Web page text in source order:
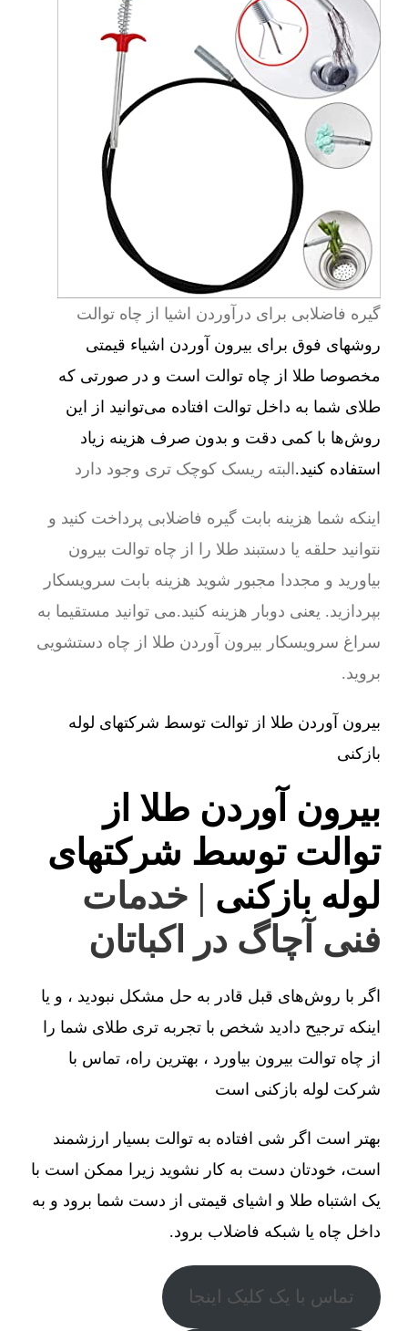
گیره فاضلابی برای درآوردن اشیا از چاه توالت
روشهای فوق برای بیرون آوردن اشیاء قیمتی
مخصوصا طلا از چاه توالت است و در صورتی که
طلای شما به داخل توالت افتاده می‌توانید از این
روش‌ها با کمی دقت و بدون صرف هزینه زیاد
استفاده کنید.البته ریسک کوچک تری وجود دارد
اینکه شما هزینه بابت گیره فاضلابی پرداخت کنید و
نتوانید حلقه یا دستبند طلا را از چاه توالت بیرون
بیاورید و مجددا مجبور شوید هزینه بابت سرویسکار
بپردازید. یعنی دوبار هزینه کنید.می توانید مستقیما به
سراغ سرویسکار بیرون آوردن طلا از چاه دستشویی
بروید.
بیرون آوردن طلا از توالت توسط شرکتهای لوله
بازکنی
بیرون آوردن طلا از
توالت توسط شرکتهای
لوله بازکنی | خدمات
فنی آچاگ در اکباتان
اگر با روش‌های قبل قادر به حل مشکل نبودید ، و یا
اینکه ترجیح دادید شخص با تجربه تری طلای شما را
از چاه توالت بیرون بیاورد ، بهترین راه، تماس با
شرکت لوله بازکنی است
بهتر است اگر شی افتاده به توالت بسیار ارزشمند
است، خودتان دست به کار نشوید زیرا ممکن است با
یک اشتباه طلا و اشیای قیمتی از دست شما برود و به
داخل چاه یا شبکه فاضلاب برود.
تماس با یک کلیک اینجا